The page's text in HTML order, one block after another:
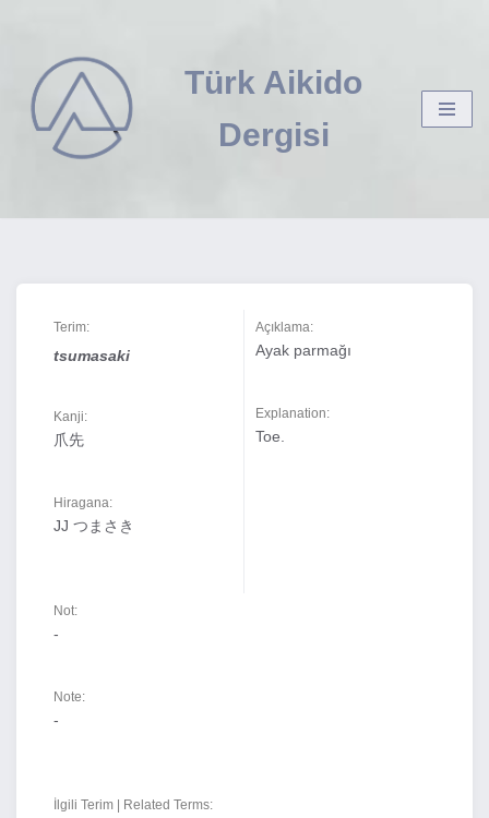
İçeriğe
geç
Türk Aikido
Dergisi
Terim:
tsumasaki
Kanji:
爪先
Hiragana:
JJ つまさき
Açıklama:
Ayak parmağı
Explanation:
Toe.
Not:
-
Note:
-
İlgili Terim | Related Terms: